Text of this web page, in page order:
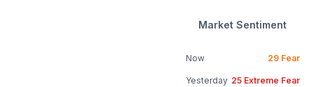
Market Sentiment
Now 29 Fear
Yesterday 25 Extreme Fear